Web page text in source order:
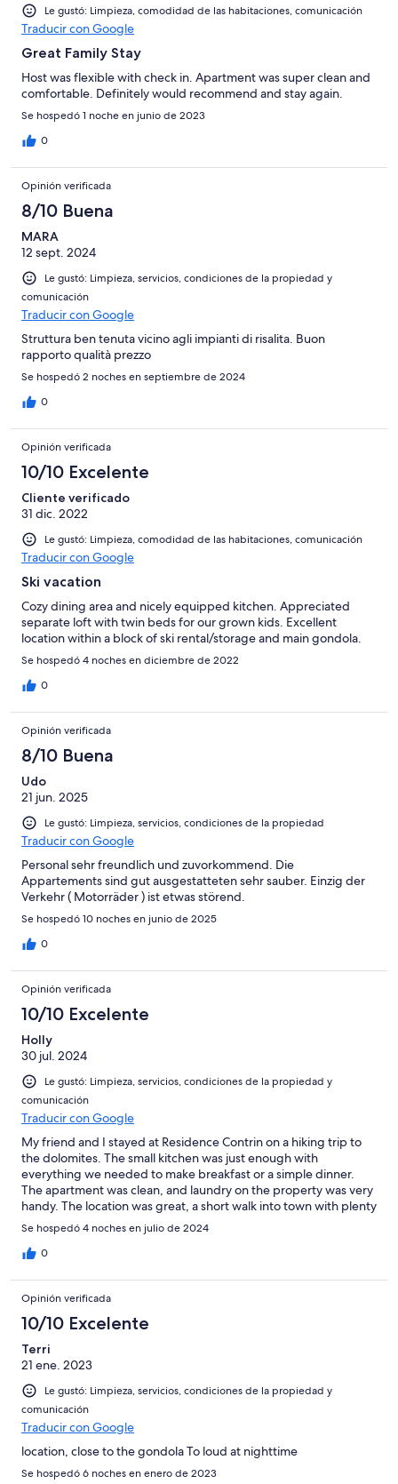
Le gustó: Limpieza, comodidad de las habitaciones, comunicación
Traducir con Google
Great Family Stay
Host was flexible with check in. Apartment was super clean and
comfortable. Definitely would recommend and stay again.
Se hospedó 1 noche en junio de 2023
0
Opinión verificada
8/10 Buena
MARA
12 sept. 2024
Le gustó: Limpieza, servicios, condiciones de la propiedad y
comunicación
Traducir con Google
Struttura ben tenuta vicino agli impianti di risalita. Buon
rapporto qualità prezzo
Se hospedó 2 noches en septiembre de 2024
0
Opinión verificada
10/10 Excelente
Cliente verificado
31 dic. 2022
Le gustó: Limpieza, comodidad de las habitaciones, comunicación
Traducir con Google
Ski vacation
Cozy dining area and nicely equipped kitchen. Appreciated
separate loft with twin beds for our grown kids. Excellent
location within a block of ski rental/storage and main gondola.
Se hospedó 4 noches en diciembre de 2022
0
Opinión verificada
8/10 Buena
Udo
21 jun. 2025
Le gustó: Limpieza, servicios, condiciones de la propiedad
Traducir con Google
Personal sehr freundlich und zuvorkommend. Die
Appartements sind gut ausgestatteten sehr sauber. Einzig der
Verkehr ( Motorräder ) ist etwas störend.
Se hospedó 10 noches en junio de 2025
0
Opinión verificada
10/10 Excelente
Holly
30 jul. 2024
Le gustó: Limpieza, servicios, condiciones de la propiedad y
comunicación
Traducir con Google
My friend and I stayed at Residence Contrin on a hiking trip to
the dolomites. The small kitchen was just enough with
everything we needed to make breakfast or a simple dinner.
The apartment was clean, and laundry on the property was very
handy. The location was great, a short walk into town with plenty
of bars, restaurants, and shops. Would definitely stay again.
Se hospedó 4 noches en julio de 2024
0
Opinión verificada
10/10 Excelente
Terri
21 ene. 2023
Le gustó: Limpieza, servicios, condiciones de la propiedad y
comunicación
Traducir con Google
location, close to the gondola To loud at nighttime
Se hospedó 6 noches en enero de 2023